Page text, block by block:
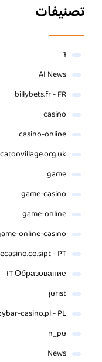
تصنيفات
1
AI News
billybets.fr - FR
casino
casino-online
catonvillage.org.uk
game
game-casino
game-online
online-casino
- PT
IT Образование
jurist
casino.pl - PL
n_pu
News